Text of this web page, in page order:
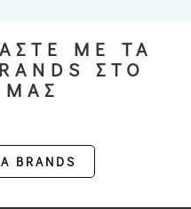
ΜΕ ΤΑ
ΣΤΟ
BRANDS